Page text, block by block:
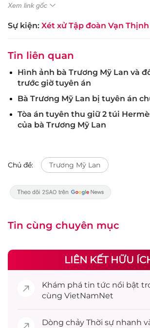
Sự kiện: Xét xử Tập đoàn Vạn
Xem link gốc
Tin liên quan
Hình ảnh bà Trương Mỹ Lan và
trước giờ tuyên án
Bà Trương Mỹ Lan bị tuyên án
Tòa án tuyên thu giữ 2 túi
của bà Trương Mỹ Lan
Chủ đề: Trương Mỹ Lan
Tin cùng chuyên mục
LIÊN KẾT HỮU
Khám phá tin tức nổi bật
cùng VietNamNet
Dòng chảy Thời sự nhanh